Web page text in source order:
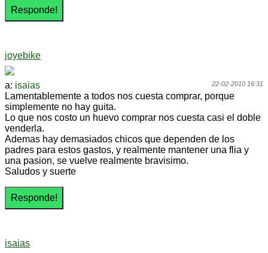
joyebike
22-02-2010 16:31
a: isaias
Lamentablemente a todos nos cuesta comprar, porque
simplemente no hay guita.
Lo que nos costo un huevo comprar nos cuesta casi el doble
venderla.
Ademas hay demasiados chicos que dependen de los
padres para estos gastos, y realmente mantener una flia y
una pasion, se vuelve realmente bravisimo.
Saludos y suerte
isaias